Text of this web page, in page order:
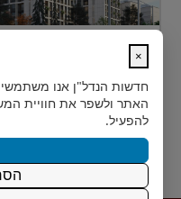
כשחושבים על השקעות
נמצאת בשנים
ישראלים רבים: גאורגיה. ...
15.12.2024
×
חדשות הנדל"ן אנו
האתר ולשפר את חוויית
להפעיל.